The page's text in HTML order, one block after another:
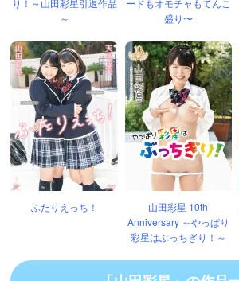
り！～山田彩星引退作品
～
ードもオモチャもてんこ
盛り〜
ふたりえっち！
山田彩星 10th
Anniversary ～やっぱり
彩星はぶっちぎり！～